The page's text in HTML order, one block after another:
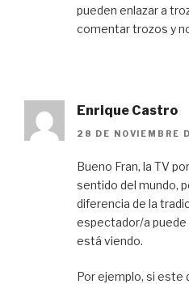
pueden enlazar a
comentar trozos y
Enrique Castro
28 DE NOVIEMBRE
Bueno Fran, la TV
sentido del mundo,
diferencia de la
espectador/a
está viendo.
Por ejemplo, si este